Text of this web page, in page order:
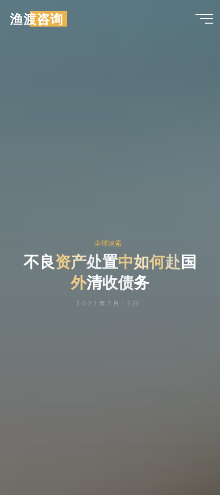
渔渡咨询
全球追索
不良资产
产 处置中如
如 何赴
赴 国
外清收债务
2023年7月15日